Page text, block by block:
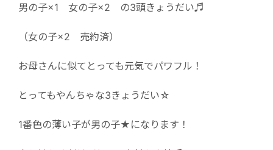
男の子×1 女の子×2 の3頭きょうだい♬
（女の子×2 売約済）
お母さんに似てとっても元気でパワフル！
とってもやんちゃな3きょうだい☆
1番色の薄い子が男の子★になります！